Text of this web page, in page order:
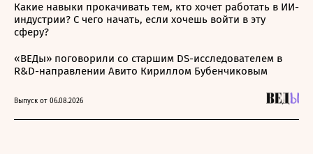
Какие навыки прокачивать тем, кто хочет работать в ИИ-
индустрии? С чего начать, если хочешь войти в эту
сферу?
«ВЕДы» поговорили со старшим DS-исследователем в
R&D-направлении Авито Кириллом Бубенчиковым
Выпуск от 06.08.2026